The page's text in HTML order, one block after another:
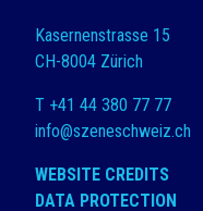
Kasernenstrasse 15
CH-8004 Zürich
T +41 44 380 77 77
info@szeneschweiz.ch
WEBSITE CREDITS
DATA PROTECTION